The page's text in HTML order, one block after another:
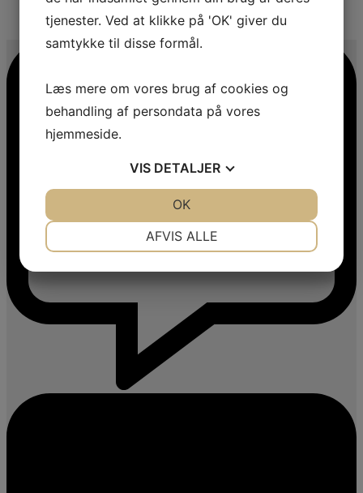
tjenester. Ved at klikke på 'OK' giver du
samtykke til disse formål.
Læs mere om vores brug af cookies og
behandling af persondata på vores
hjemmeside.
VIS DETALJER
AFVIS ALLE
OK